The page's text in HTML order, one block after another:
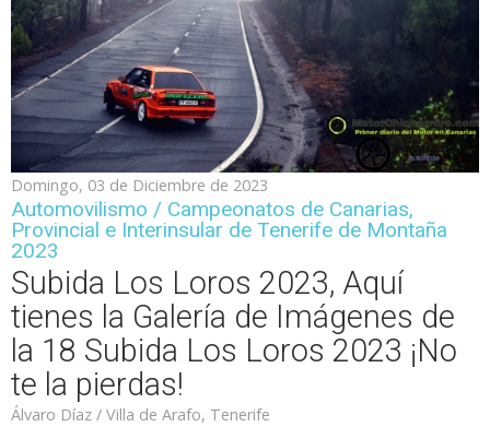
Domingo, 03 de Diciembre de 2023
Automovilismo / Campeonatos de Canarias,
Provincial e Interinsular de Tenerife de Montaña
2023
Subida Los Loros 2023, Aquí
tienes la Galería de Imágenes de
la 18 Subida Los Loros 2023 ¡No
te la pierdas!
Álvaro Díaz / Villa de Arafo, Tenerife